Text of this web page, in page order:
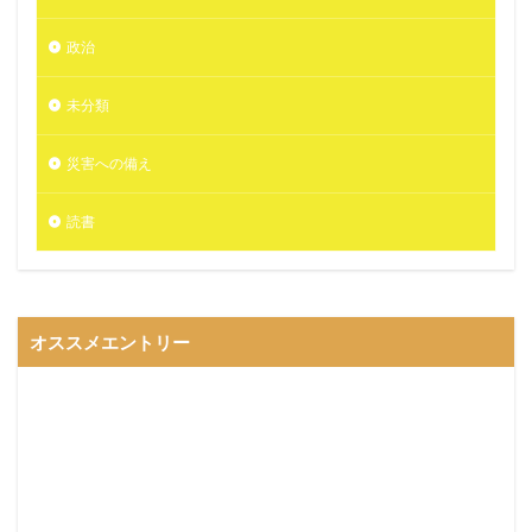
政治
未分類
災害への備え
読書
オススメエントリー